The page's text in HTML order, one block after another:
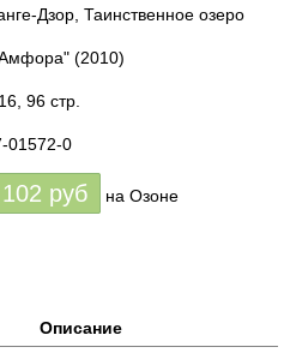
Дзор, Таинственное озеро
(2010)
96 стр.
01572-0
102 руб на Озоне
Описание